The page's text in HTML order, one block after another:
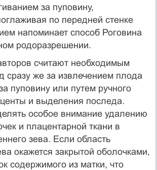
за пуповину,
по передней стенке
напоминает способ Роговина
родоразрешении.
считают необходимым
сразу же за извлечением плода
пуповину или путем ручного
и выделения последа.
особое внимание удалению
и плацентарной ткани в
зева. Если область
окажется закрытой оболочками,
содержимого из матки, что